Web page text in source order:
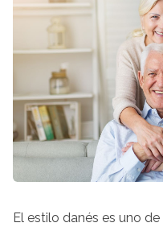
El estilo danés es uno